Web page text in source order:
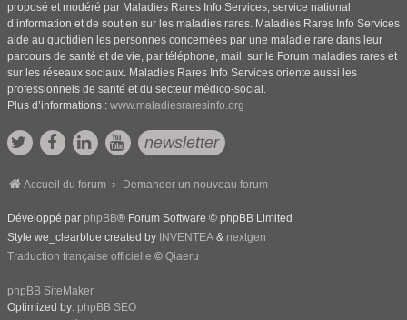
proposé et modéré par Maladies Rares Info Services, service national
d’information et de soutien sur les maladies rares. Maladies Rares Info Services
aide au quotidien les personnes concernées par une maladie rare dans leur
parcours de santé et de vie, par téléphone, mail, sur le Forum maladies rares et
sur les réseaux sociaux. Maladies Rares Info Services oriente aussi les
professionnels de santé et du secteur médico-social.
Plus d’informations : www.maladiesraresinfo.org
newsletter
Accueil du forum Demander un nouveau forum
Développé par phpBB® Forum Software © phpBB Limited
Style we_clearblue created by INVENTEA & nextgen
Traduction française officielle © Qiaeru
phpBB SiteMaker
Optimized by: phpBB SEO